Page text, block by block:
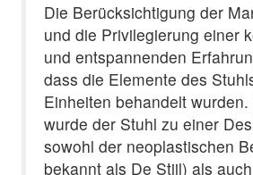
Die Berücksichtigung der
und die Privilegierung einer
und entspannenden
dass die Elemente des
Einheiten behandelt
wurde der Stuhl zu einer
sowohl der neoplastischen
bekannt als De Stijl) als